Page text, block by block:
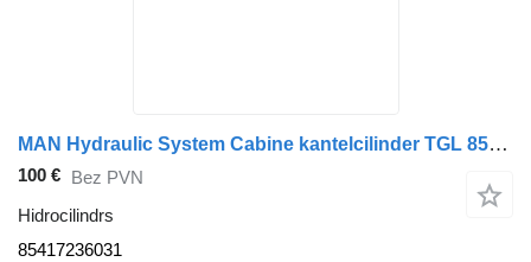
MAN Hydraulic System Cabine kantelcilinder TGL 85417236031 hidrocilindrs paredzēts kravas automašīnas
100 € Bez PVN
Hidrocilindrs
85417236031